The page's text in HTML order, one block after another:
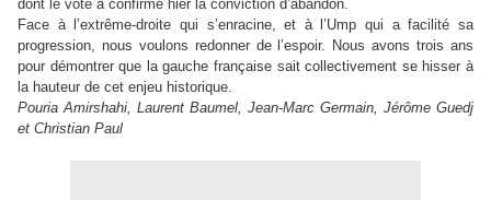
dont le vote a confirmé hier la conviction d’abandon.
Face à l’extrême-droite qui s’enracine, et à l’Ump qui a facilité sa
progression, nous voulons redonner de l’espoir. Nous avons trois ans
pour démontrer que la gauche française sait collectivement se hisser à
la hauteur de cet enjeu historique.
Pouria Amirshahi, Laurent Baumel, Jean-Marc Germain, Jérôme Guedj
et Christian Paul